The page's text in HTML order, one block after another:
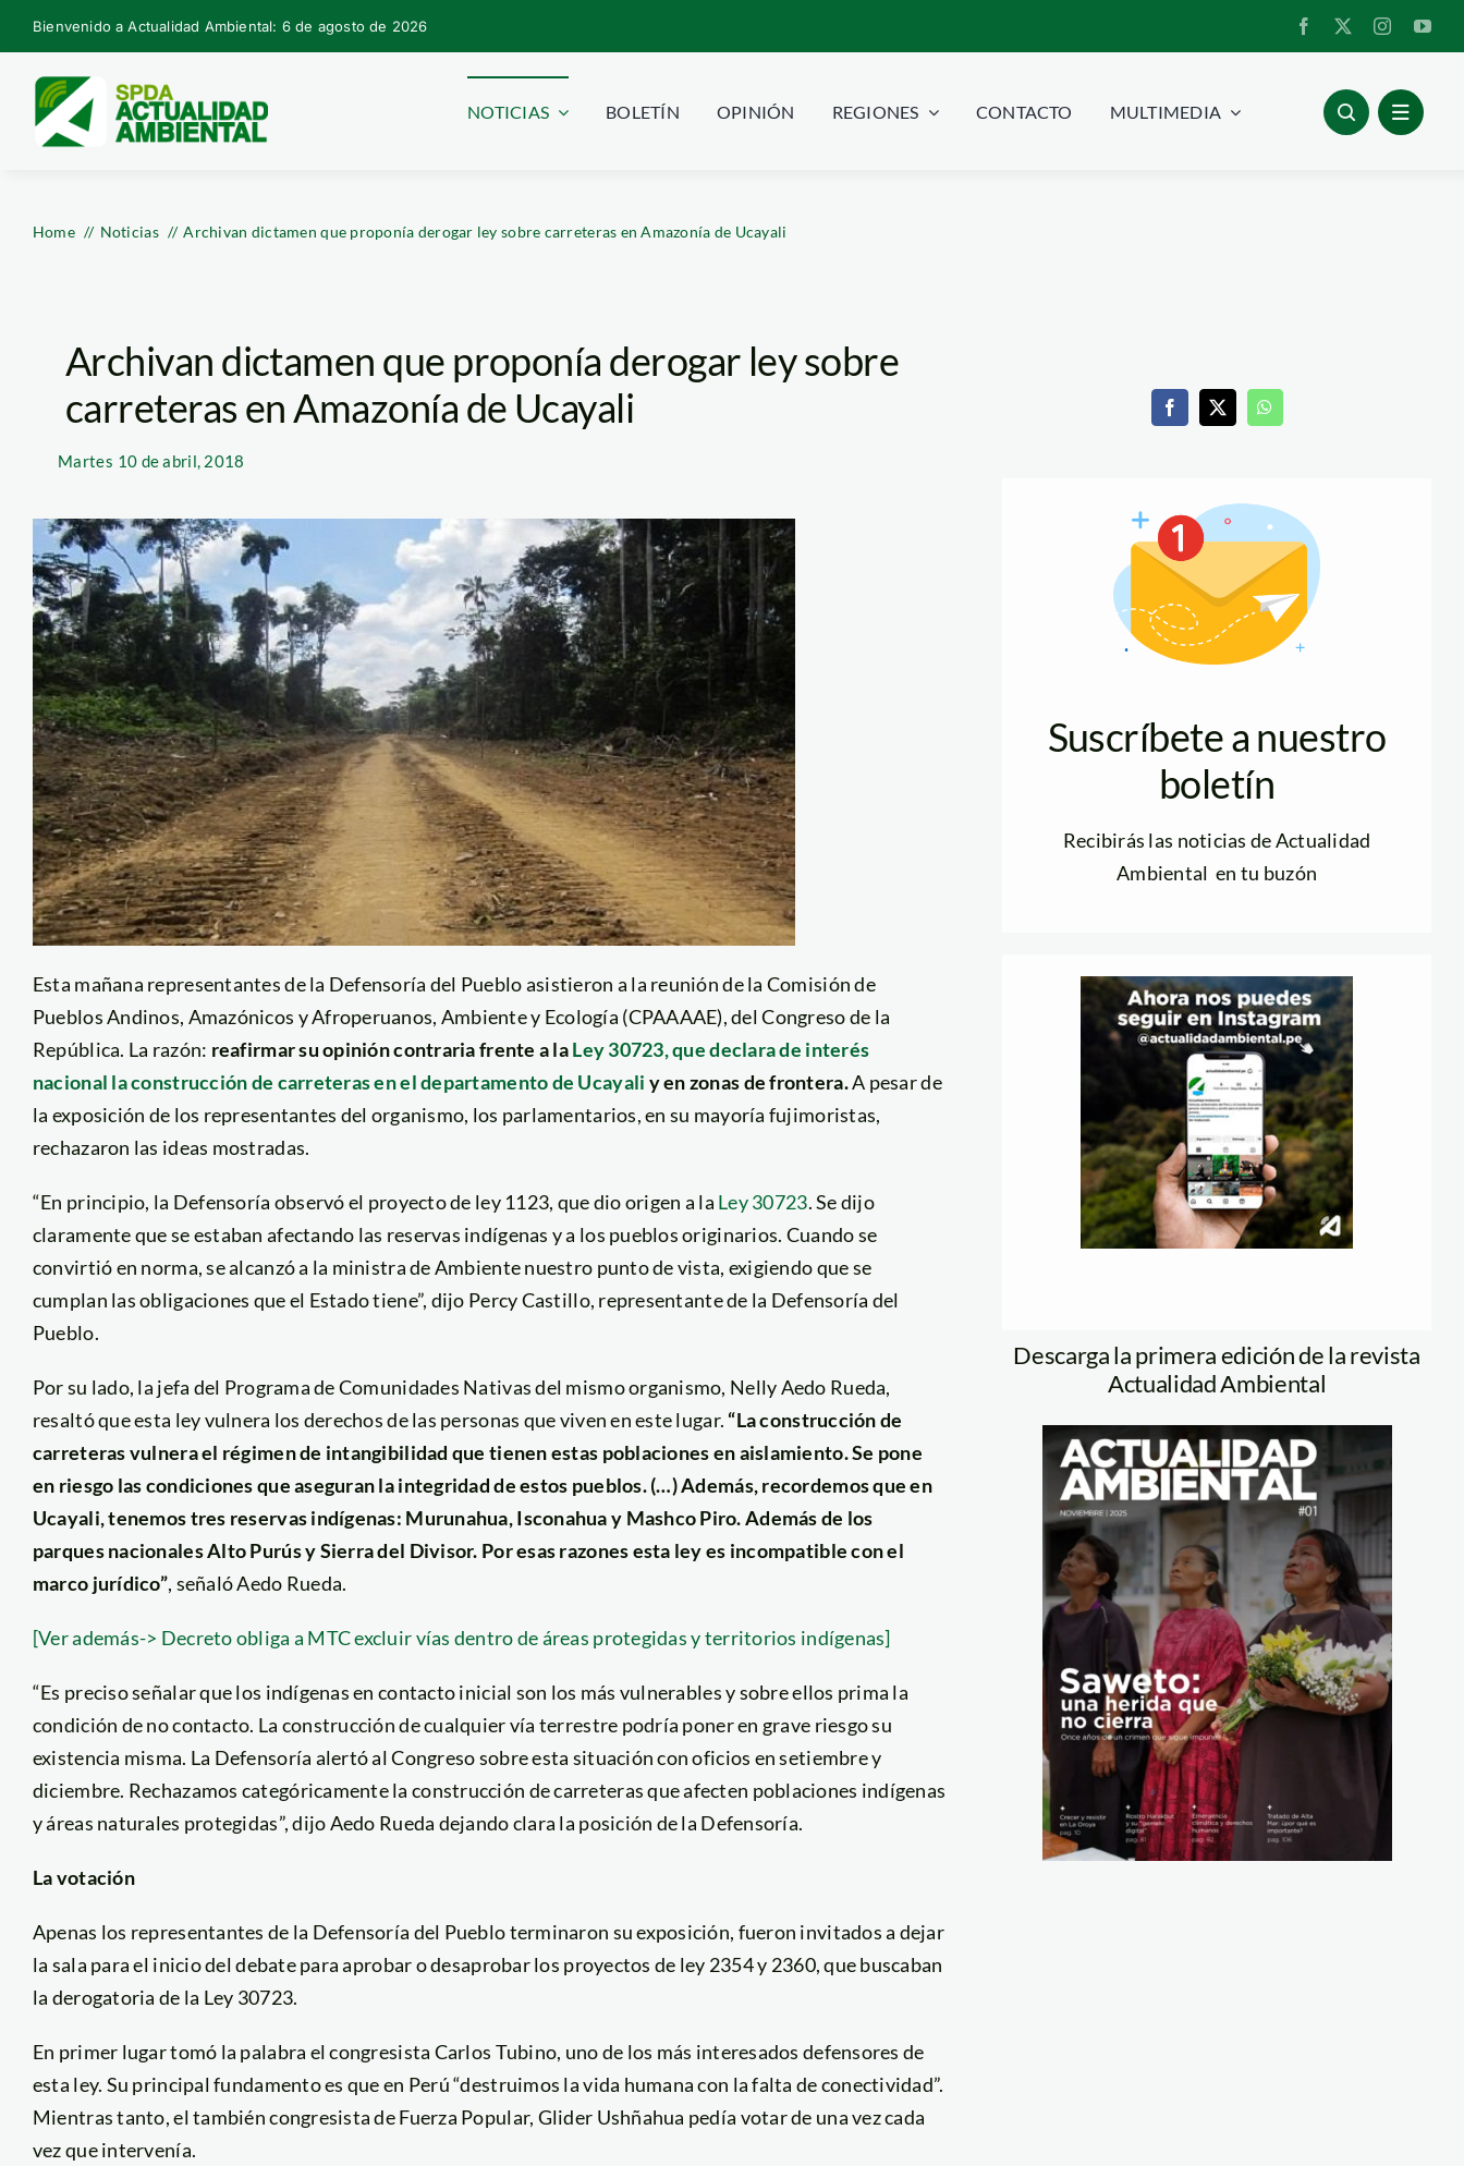
Skip
to
content
Bienvenido a Actualidad Ambiental: 6 de agosto de 2026
NOTICIAS BOLETÍN OPINIÓN REGIONES CONTACTO MULTIMEDIA
Home Noticias Archivan dictamen que proponía derogar ley sobre carreteras en Amazonía de Ucayali
Archivan dictamen que proponía derogar ley sobre
carreteras en Amazonía de Ucayali
Martes 10 de abril, 2018
Esta mañana representantes de la Defensoría del Pueblo asistieron a la reunión de la Comisión de
Pueblos Andinos, Amazónicos y Afroperuanos, Ambiente y Ecología (CPAAAAE), del Congreso de la
República. La razón: reafirmar su opinión contraria frente a laLey 30723, que declara de interés
nacional la construcción de carreteras en el departamento de Ucayali y en zonas de frontera.A pesar de
la exposición de los representantes del organismo, los parlamentarios, en su mayoría fujimoristas,
rechazaron las ideas mostradas.
“En principio, la Defensoría observó el proyecto de ley 1123, que dio origen a la Ley 30723. Se dijo
claramente que se estaban afectando las reservas indígenas y a los pueblos originarios. Cuando se
convirtió en norma, se alcanzó a la ministra de Ambiente nuestro punto de vista, exigiendo que se
cumplan las obligaciones que el Estado tiene”, dijo Percy Castillo, representante de la Defensoría del
Pueblo.
Por su lado, la jefa del Programa de Comunidades Nativas del mismo organismo, Nelly Aedo Rueda,
resaltó que esta ley vulnera los derechos de las personas que viven en este lugar. “La construcción de
carreteras vulnera el régimen de intangibilidad que tienen estas poblaciones en aislamiento. Se pone
en riesgo las condiciones que aseguran la integridad de estos pueblos. (…) Además, recordemos que en
Ucayali, tenemos tres reservas indígenas: Murunahua, Isconahua y Mashco Piro. Además de los
parques nacionales Alto Purús y Sierra del Divisor. Por esas razones esta ley es incompatible con el
marco jurídico”, señaló Aedo Rueda.
[Ver además-> Decreto obliga a MTC excluir vías dentro de áreas protegidas y territorios indígenas]
“Es preciso señalar que los indígenas en contacto inicial son los más vulnerables y sobre ellos prima la
condición de no contacto. La construcción de cualquier vía terrestre podría poner en grave riesgo su
existencia misma. La Defensoría alertó al Congreso sobre esta situación con oficios en setiembre y
diciembre. Rechazamos categóricamente la construcción de carreteras que afecten poblaciones indígenas
y áreas naturales protegidas”, dijo Aedo Rueda dejando clara la posición de la Defensoría.
La votación
Apenas los representantes de la Defensoría del Pueblo terminaron su exposición, fueron invitados a dejar
la sala para el inicio del debate para aprobar o desaprobar los proyectos de ley 2354 y 2360, que buscaban
la derogatoria de la Ley 30723.
En primer lugar tomó la palabra el congresista Carlos Tubino, uno de los más interesados defensores de
esta ley. Su principal fundamento es que en Perú “destruimos la vida humana con la falta de conectividad”.
Mientras tanto, el también congresista de Fuerza Popular, Glider Ushñahua pedía votar de una vez cada
vez que intervenía.
Suscríbete a nuestro
boletín
Recibirás las noticias de Actualidad
Ambiental en tu buzón
Descarga la primera edición de la revista
Actualidad Ambiental